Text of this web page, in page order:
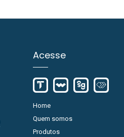
Acesse
Home
Quem somos
Produtos